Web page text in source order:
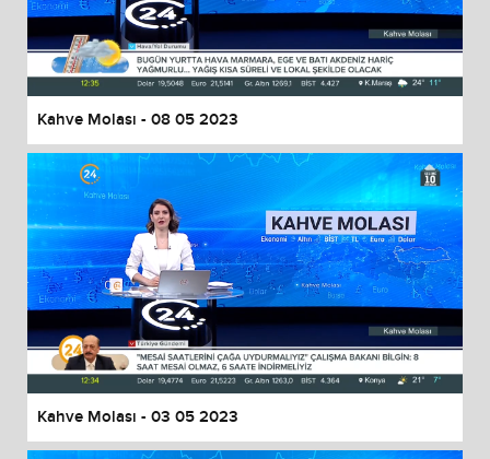
Kahve Molası - 08 05 2023
Kahve Molası - 03 05 2023